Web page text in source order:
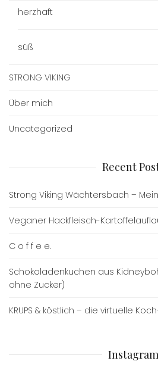
herzhaft
süß
STRONG VIKING
Über mich
Uncategorized
Recent
Strong Viking Wächtersbach –
Veganer Hackfleisch-
C o f f e e.
Schokoladenkuchen aus
ohne Zucker)
KRUPS & köstlich – die virtuelle
Instagram